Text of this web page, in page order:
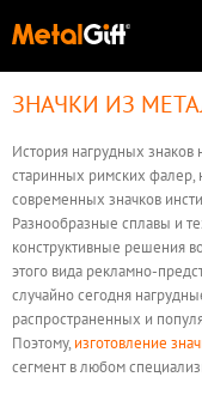
ПРОИЗВОДСТВО
ТЕХНОЛОГИИ
ВОПРОСЫ
ЦЕНЫ
СУВЕНИРЫ
Значки
Виды значков
Заказ значков
Монеты
Магниты
НАГРАДЫ
Медали
Статуэтки
ФУРНИТУРА
Пуговицы
Запонки
УКРАШЕНИЯ
Броши
ЗНАЧКИ ИЗ
История нагрудных знаков
старинных римских фалер,
современных значков
Разнообразные сплавы и
конструктивные решения
этого вида рекламно-
случайно сегодня
распространенных и
Поэтому, изготовление
сегмент в любом